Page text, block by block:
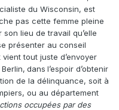
du Wisconsin, est
pas cette femme pleine
lieu de travail qu’elle
présenter au conseil
tout juste d’envoyer
dans l’espoir ­d’obtenir
de la délinquance, soit à
ou au département
occupées par des